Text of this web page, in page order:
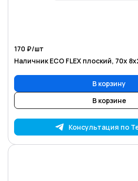
170 ₽/шт
Наличник ECO FLEX плоский, 70х
В корзину
В корзине
Консультация по